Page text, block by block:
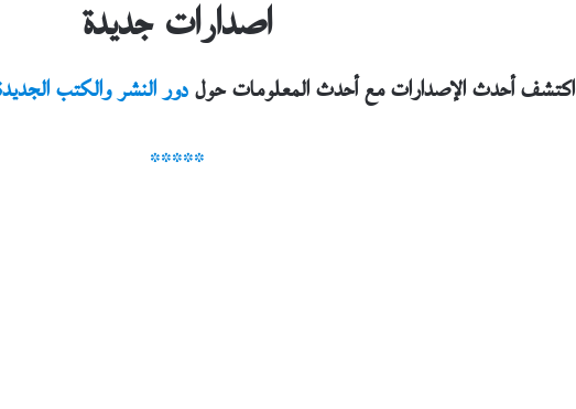
اصدارات جديدة
اكتشف أحدث الإصدارات مع أحدث المعلومات حولدور النشر والكتب
*****